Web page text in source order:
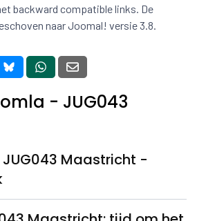
backward compatible links. De
naar Joomal! versie 3.8.
- JUG043
Maastricht -